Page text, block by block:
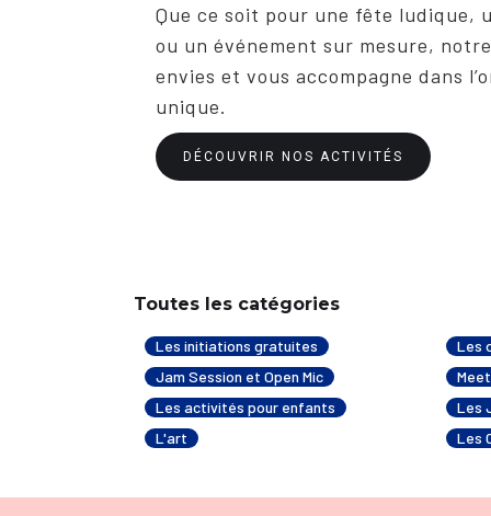
Que ce soit pour une fête ludique,
ou un événement sur mesure,
envies et vous accompagne dans
unique.
DÉCOUVRIR NOS ACTIVITÉS
Toutes les catégories
Les initiations gratuites
Les
Jam Session et Open Mic
Les activités pour enfants
Les
L'art
Les